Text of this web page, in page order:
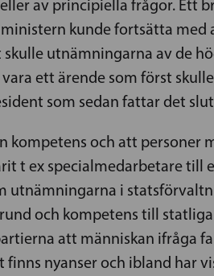
av principiella frågor. Ett
kunde fortsätta
utnämningarna av de
ett ärende som först
som sedan fattar det
kompetens och att
t ex specialmedarbetare
i
och kompetens till
att människan ifråga
nyanser och ibland har